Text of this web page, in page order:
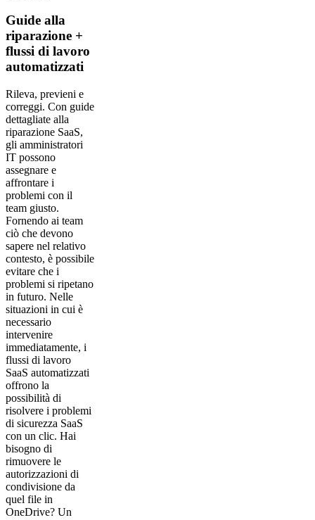
Guide alla
riparazione +
flussi di lavoro
automatizzati
Rileva, previeni e
correggi. Con guide
dettagliate alla
riparazione SaaS,
gli amministratori
IT possono
assegnare e
affrontare i
problemi con il
team giusto.
Fornendo ai team
ciò che devono
sapere nel relativo
contesto, è possibile
evitare che i
problemi si ripetano
in futuro. Nelle
situazioni in cui è
necessario
intervenire
immediatamente, i
flussi di lavoro
SaaS automatizzati
offrono la
possibilità di
risolvere i problemi
di sicurezza SaaS
con un clic. Hai
bisogno di
rimuovere le
autorizzazioni di
condivisione da
quel file in
OneDrive? Un